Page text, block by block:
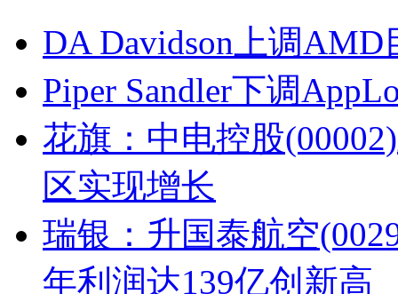
DA Davidson上调
Piper Sandler下调
花旗：中电控股
区实现增长
瑞银：升国泰航空
年利润达139亿创新高